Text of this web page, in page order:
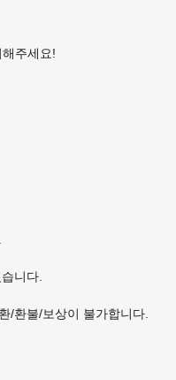
주세요!
니다.
/환불/보상이 불가합니다.